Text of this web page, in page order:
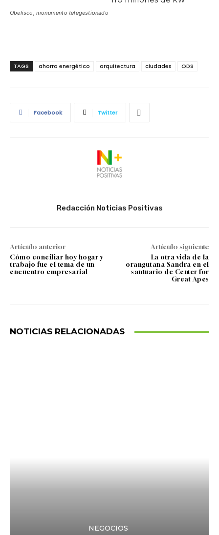
Obelisco, monumento telegestionado
TAGS ahorro energético arquitectura ciudades ODS
Facebook Twitter
Redacción Noticias Positivas
Artículo anterior
Cómo conciliar hoy hogar y
trabajo fue el tema de un
encuentro empresarial
Artículo siguiente
La otra vida de la
orangutana Sandra en el
santuario de Center for
Great Apes
NOTICIAS RELACIONADAS
NEGOCIOS